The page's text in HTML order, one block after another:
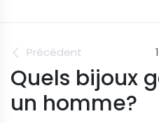
Précédent
Quels bijoux
un homme?